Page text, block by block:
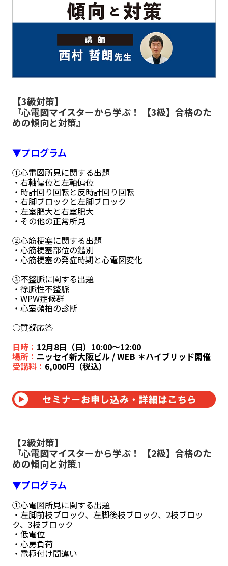
【3級対策】
『心電図マイスターから学ぶ！ 【3級】合格のた
めの傾向と対策』
▼プログラム
①心電図所見に関する出題
・右軸偏位と左軸偏位
・時計回り回転と反時計回り回転
・右脚ブロックと左脚ブロック
・左室肥大と右室肥大
・その他の正常所見
②心筋梗塞に関する出題
・心筋梗塞部位の鑑別
・心筋梗塞の発症時期と心電図変化
③不整脈に関する出題
・徐脈性不整脈
・WPW症候群
・心室頻拍の診断
○質疑応答
日時： 12月8日（日）10:00～12:00
場所： ニッセイ新大阪ビル / WEB ＊ハイブリッド開催
受講料： 6,000円（税込）
【2級対策】
『心電図マイスターから学ぶ！ 【2級】合格のた
めの傾向と対策』
▼プログラム
①心電図所見に関する出題
・左脚前枝ブロック、左脚後枝ブロック、2枝ブロッ
ク、3枝ブロック
・低電位
・心房負荷
・電極付け間違い